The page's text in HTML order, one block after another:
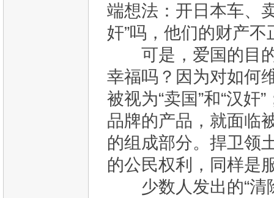
端想法：开日本车、
奸”吗，他们的财产
可是，爱国的目的
幸福吗？因为对如何
被视为“卖国”和“汉
品牌的产品，就面临
的组成部分。捍卫领
的公民权利，同样是
少数人发出的“清